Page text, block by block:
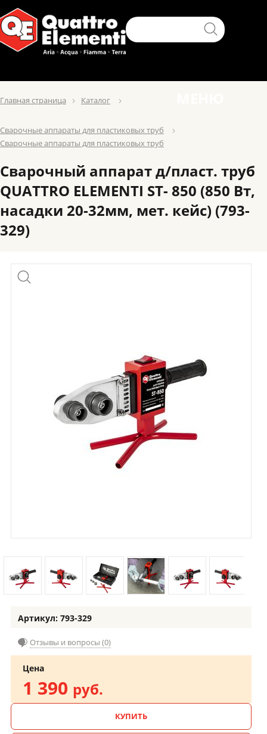
Главная страница Каталог
Сварочные аппараты для пластиковых труб
Сварочные аппараты для пластиковых труб
Сварочный аппарат д/пласт. труб
QUATTRO ELEMENTI ST- 850 (850 Вт,
насадки 20-32мм, мет. кейс) (793-
329)
Артикул: 793-329
Отзывы и вопросы (0)
Цена
1 390 руб.
КУПИТЬ